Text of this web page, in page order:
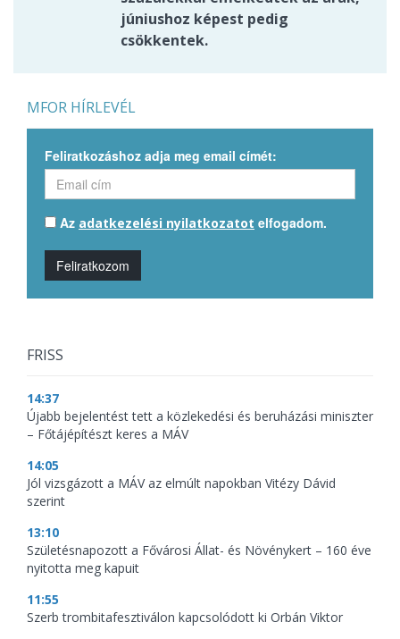
júniushoz képest pedig
csökkentek.
MFOR HÍRLEVÉL
Feliratkozáshoz adja meg email címét:
Az adatkezelési nyilatkozatot elfogadom.
Feliratkozom
FRISS
14:37
Újabb bejelentést tett a közlekedési és beruházási miniszter
– Főtájépítészt keres a MÁV
14:05
Jól vizsgázott a MÁV az elmúlt napokban Vitézy Dávid
szerint
13:10
Születésnapozott a Fővárosi Állat- és Növénykert – 160 éve
nyitotta meg kapuit
11:55
Szerb trombitafesztiválon kapcsolódott ki Orbán Viktor